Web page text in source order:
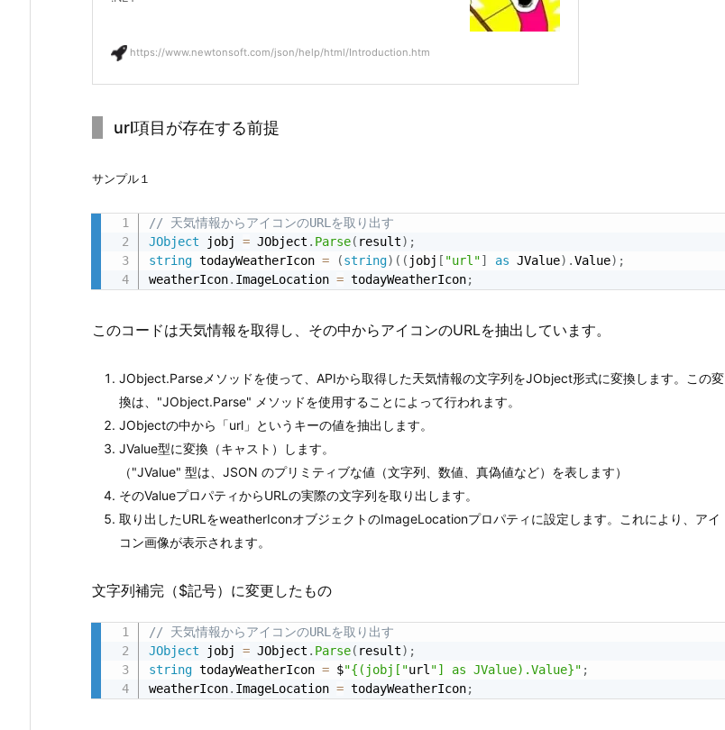
リ
を
較
て
ま
す
N
w
o
n
s
s
n
ラ
イ
https://www.newtonsoft.com/json/help/html/Introduction.htm
url項目が存在する前提
サンプル１
// 天気情報からアイコンのURLを取り出す
JObject jobj = JObject . Parse( result) ;
string todayWeatherIcon = (string) ( ( jobj [ "url"] as JValue) .Value) ;
weatherIcon. ImageLocation = todayWeatherIcon;
このコードは天気情報を取得し、その中からアイコンのURLを抽出しています。
JObject.Parseメソッドを使って、APIから取得した天気情報の文字列をJObject形式に変換します。この変
換は、"JObject.Parse" メソッドを使用することによって行われます。
JObjectの中から「url」というキーの値を抽出します。
JValue型に変換（キャスト）します。
（"JValue" 型は、JSON のプリミティブな値（文字列、数値、真偽値など）を表します）
そのValueプロパティからURLの実際の文字列を取り出します。
取り出したURLをweatherIconオブジェクトのImageLocationプロパティに設定します。これにより、アイ
コン画像が表示されます。
文字列補完（$記号）に変更したもの
// 天気情報からアイコンのURLを取り出す
JObject jobj = JObject . Parse( result) ;
string todayWeatherIcon = $"{(jobj["url "] as JValue).Value}" ;
weatherIcon. ImageLocation = todayWeatherIcon;